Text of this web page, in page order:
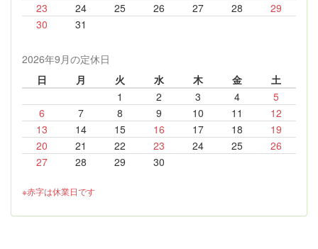
23
24 25 26 27 28
29
30
31
2026年9月の定休日
日
月 火 水 木 金
土
1
2 3 4
5
6
7 8 9 10 11
12
13
14 15 16 17 18
19
20
21 22 23 24 25
26
27
28 29 30
※赤字は休業日です